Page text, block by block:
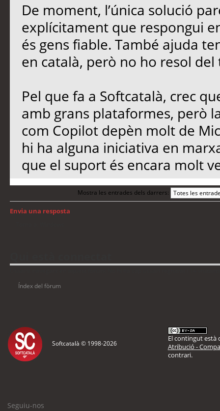
De moment, l’única solució
explícitament que respongui
és gens fiable. També ajuda
en català, però no ho resol del
Pel que fa a Softcatalà, crec
amb grans plataformes, però
com Copilot depèn molt de
hi ha alguna iniciativa en
que el suport és encara molt
Mostra les entrades dels darrers:
Envia una resposta
Índex del fòrum
Softcatalà © 1998-2026
El contingut està
Atribució -
contrari.
Seguiu-nos